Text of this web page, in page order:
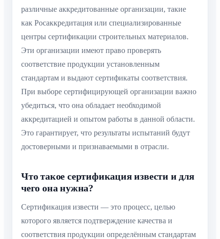
различные аккредитованные организации, такие
как Росаккредитация или специализированные
центры сертификации строительных материалов.
Эти организации имеют право проверять
соответствие продукции установленным
стандартам и выдают сертификаты соответствия.
При выборе сертифицирующей организации важно
убедиться, что она обладает необходимой
аккредитацией и опытом работы в данной области.
Это гарантирует, что результаты испытаний будут
достоверными и признаваемыми в отрасли.
Что такое сертификация извести и для
чего она нужна?
Сертификация извести — это процесс, целью
которого является подтверждение качества и
соответствия продукции определённым стандартам